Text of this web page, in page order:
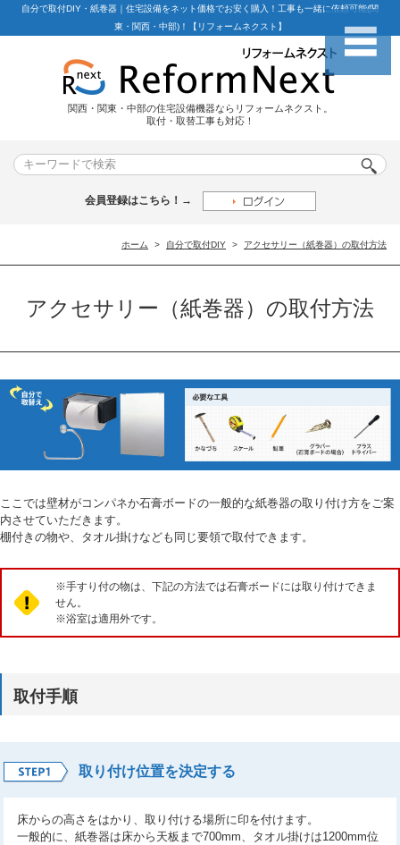
自分で取付DIY・紙巻器｜住宅設備をネット価格でお安く購入！工事も一緒に依頼可能(関
東・関西・中部)！【リフォームネクスト】
関西・関東・中部の住宅設備機器ならリフォームネクスト。
取付・取替工事も対応！
会員登録はこちら！→
ホーム 自分で取付DIY アクセサリー（紙巻器）の取付方法
アクセサリー（紙巻器）の取付方法
ここでは壁材がコンパネか石膏ボードの一般的な紙巻器の取り付け方をご案
内させていただきます。
棚付きの物や、タオル掛けなども同じ要領で取付できます。
※手すり付の物は、下記の方法では石膏ボードには取り付けできま
せん。
※浴室は適用外です。
取付手順
取り付け位置を決定する
床からの高さをはかり、取り付ける場所に印を付けます。
一般的に、紙巻器は床から天板まで700mm、タオル掛けは1200mm位